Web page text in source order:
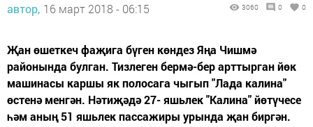
автор, 16 март 2018 - 06:15 3060 0 0
Җан өшеткеч фаҗига бүген көндез Яңа Чишмә
районында булган. Тизлеген бермә-бер арттырган йөк
машинасы каршы як полосага чыгып "Лада калина"
өстенә менгән. Нәтиҗәдә 27- яшьлек "Калина" йөтүчесе
һәм аның 51 яшьлек пассажиры урында җан биргән.